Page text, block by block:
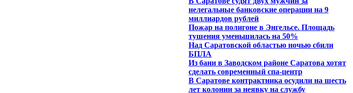
нелегальные банковские операции на 9
миллиардов рублей
Пожар на полигоне в Энгельсе. Площадь
тушения уменьшилась на 50%
Над Саратовской областью ночью сбили
БПЛА
Из бани в Заводском районе Саратова хотят
сделать современный спа-центр
В Саратове контрактника осудили на шесть
лет колонии за неявку на службу